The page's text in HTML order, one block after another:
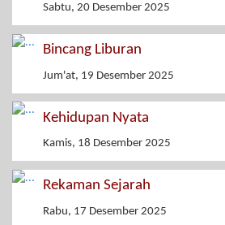
Sabtu, 20 Desember 2025
Bincang Liburan
Jum'at, 19 Desember 2025
Kehidupan Nyata
Kamis, 18 Desember 2025
Rekaman Sejarah
Rabu, 17 Desember 2025